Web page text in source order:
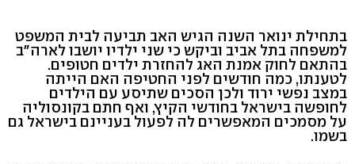
בתחילת ינואר השנה הגיש האב תביעה לבית המשפט
למשפחה בתל אביב וביקש כי שני ילדיו יושבו לארה"ב
בהתאם לחוק אמנת האג להחזרת ילדים חטופים.
לטענתו, כמה חודשים לפני החטיפה האם הייתה
במצב נפשי ירוד ולכן הסכים שתיסע עם הילדים
לחופשה בישראל בחודשי הקיץ, ואף חתם בקונסוליה
על מסמכים המאפשרים לה לפעול בעניינם בישראל גם
בשמו.